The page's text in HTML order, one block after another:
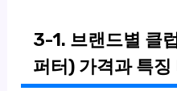
3-1. 브랜드별 클
퍼터) 가격과 특징